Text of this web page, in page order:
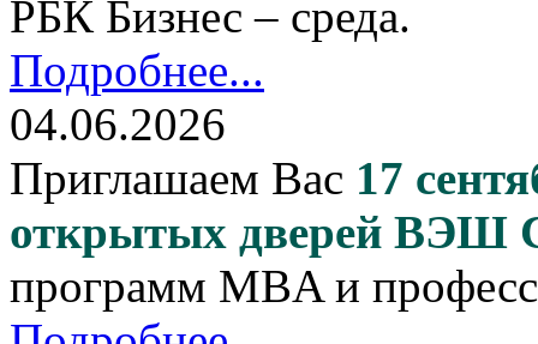
РБК Бизнес – среда.
Подробнее...
04.06.2026
Приглашаем Вас 17
открытых дверей ВЭШ
программ MBA и